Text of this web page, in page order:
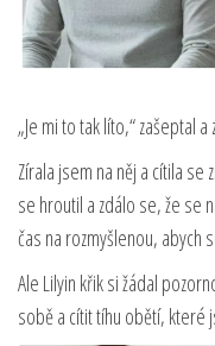
„Je mi to tak líto,“ zašeptal
Zírala jsem na něj a cítila
se hroutil a zdálo se, že se
čas na rozmyšlenou, abych
Ale Lilyin křik si žádal
sobě a cítit tíhu obětí, které